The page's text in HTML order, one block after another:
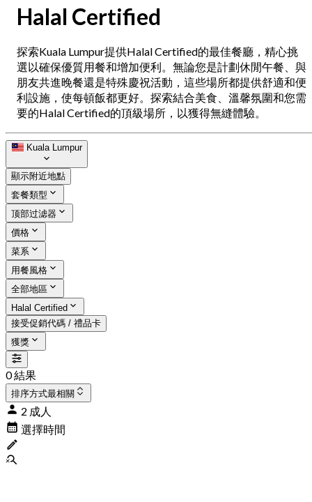
Halal Certified
探索Kuala Lumpur提供Halal Certified的最佳餐廳，精心挑
選以確保優質用餐和增加便利。無論您是計劃休閒午餐、與
朋友共進晚餐還是特殊慶祝活動，這些場所都提供舒適和便
利設施，使每頓飯都更好。探索結合美食、溫馨氛圍和您需
要的Halal Certified的頂級場所，以獲得無縫體驗。
Kuala Lumpur
顯示附近地點
套餐類型
顶部过滤器
價格
菜系
用餐風格
全部地區
Halal Certified
接受促銷代碼 / 禮品卡
獲獎
0 結果
排序方式最相關
2 成人
選擇時間